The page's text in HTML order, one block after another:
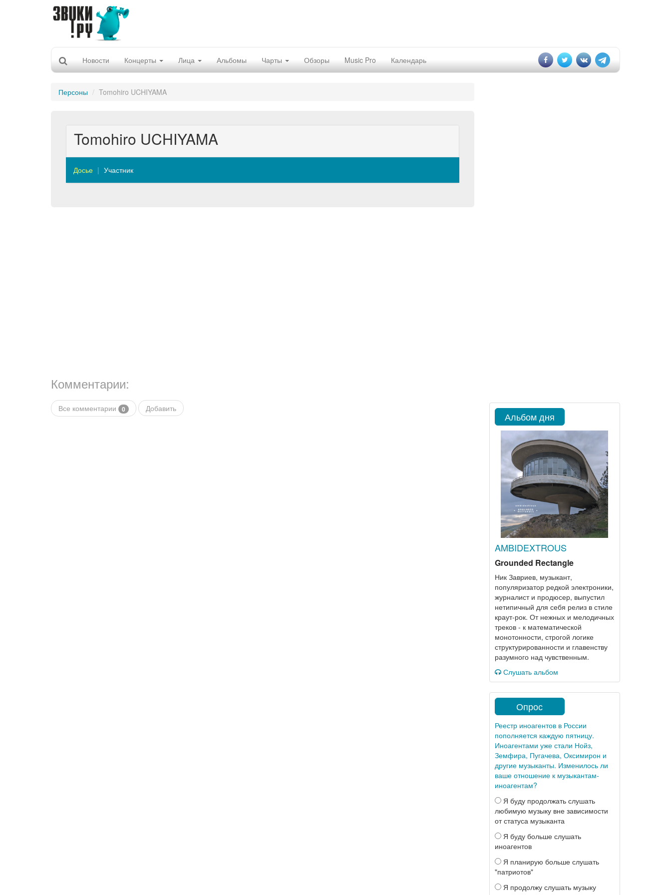
Новости Концерты Лица Альбомы Чарты Обзоры Music Pro Календарь
Персоны Tomohiro UCHIYAMA
Tomohiro UCHIYAMA
Досье Участник
Комментарии:
Все комментарии 0 Добавить
Альбом дня
AMBIDEXTROUS
Grounded Rectangle
Ник Завриев, музыкант,
популяризатор редкой электроники,
журналист и продюсер, выпустил
нетипичный для себя релиз в стиле
краут-рок. От нежных и мелодичных
треков - к математической
монотонности, строгой логике
структурированности и главенству
разумного над чувственным.
Слушать альбом
Опрос
Реестр иноагентов в России
пополняется каждую пятницу.
Иноагентами уже стали Нойз,
Земфира, Пугачева, Оксимирон и
другие музыканты. Изменилось ли
ваше отношение к музыкантам-
иноагентам?
Я буду продолжать слушать
любимую музыку вне зависимости
от статуса музыканта
Я буду больше слушать
иноагентов
Я планирую больше слушать
"патриотов"
Я продолжу слушать музыку